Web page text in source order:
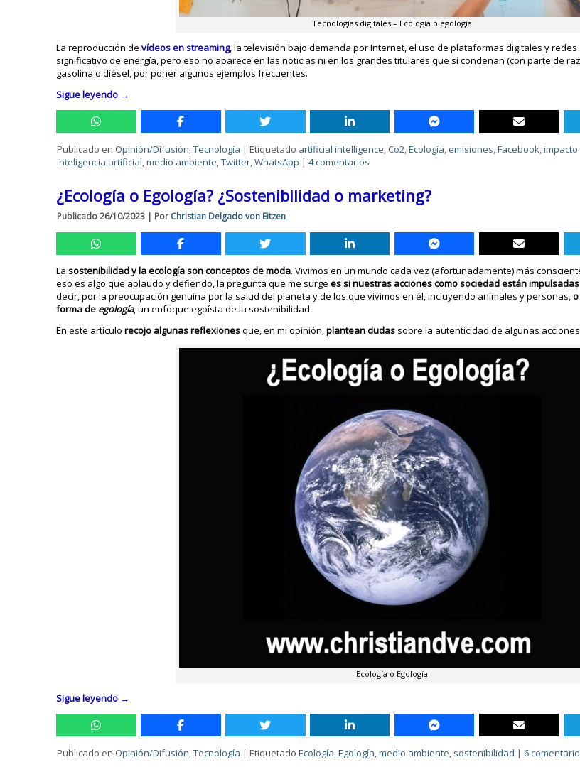
Tecnologías digitales – Ecología o egología
La reproducción devídeos en streaming, la televisión bajo demanda por Internet, el uso de plataformas digitales y
significativo de energía, pero eso no aparece en las noticias ni en los grandes titulares que sí condenan (con parte de
gasolina o diésel, por poner algunos ejemplos frecuentes.
Sigue leyendo →
Publicado en Opinión/Difusión,Tecnología |Etiquetado artificial intelligence,Co2,Ecología, emisiones,Facebook,
inteligencia artificial,medio ambiente,Twitter,WhatsApp |4 comentarios
¿Ecología o Egología? ¿Sostenibilidad o marketing?
Publicado26/10/2023 | Por Christian Delgado von Eitzen
Lasostenibilidad y la ecología son conceptos de moda. Vivimos en un mundo cada vez (afortunadamente) más
eso es algo que aplaudo y defiendo, la pregunta que me surgees si nuestras acciones como sociedad están
decir, por la preocupación genuina por la salud del planeta y de los que vivimos en él, incluyendo animales y personas,
forma de egología, un enfoque egoísta de la sostenibilidad.
En este artículorecojo algunas reflexionesque, en mi opinión,plantean dudas sobre la autenticidad de algunas
Ecología o Egología
Sigue leyendo →
Publicado en Opinión/Difusión,Tecnología |Etiquetado Ecología,Egología,medio ambiente, sostenibilidad | 6